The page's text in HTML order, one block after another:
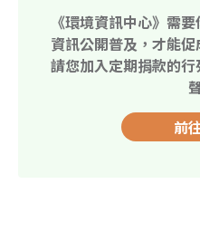
《環境資訊中心》需
資訊公開普及，才能
請您加入定期捐款的
前